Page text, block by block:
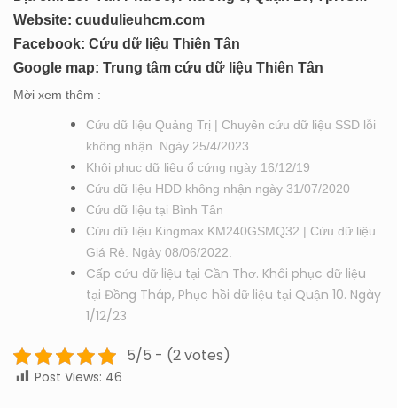
Website: cuudulieuhcm.com
Facebook: Cứu dữ liệu Thiên Tân
Google map: Trung tâm cứu dữ liệu Thiên Tân
Mời xem thêm :
Cứu dữ liệu Quảng Trị | Chuyên cứu dữ liệu SSD lỗi
không nhận. Ngày 25/4/2023
Khôi phục dữ liệu ổ cứng ngày 16/12/19
Cứu dữ liệu HDD không nhận ngày 31/07/2020
Cứu dữ liệu tại Bình Tân
Cứu dữ liệu Kingmax KM240GSMQ32 | Cứu dữ liệu
Giá Rẻ. Ngày 08/06/2022.
Cấp cứu dữ liệu tại Cần Thơ. Khôi phục dữ liệu
tại Đồng Tháp, Phục hồi dữ liệu tại Quận 10. Ngày
1/12/23
5/5 - (2 votes)
Post Views: 46